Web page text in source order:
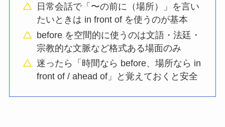
日常会話で「〜の前に（場所）」を言い
たいときは in front of を使うのが基本
before を空間的に使うのは文語・法廷・
宗教的な文脈など格式ある場面のみ
迷ったら「時間なら before、場所なら in
front of / ahead of」と覚えておくと安全